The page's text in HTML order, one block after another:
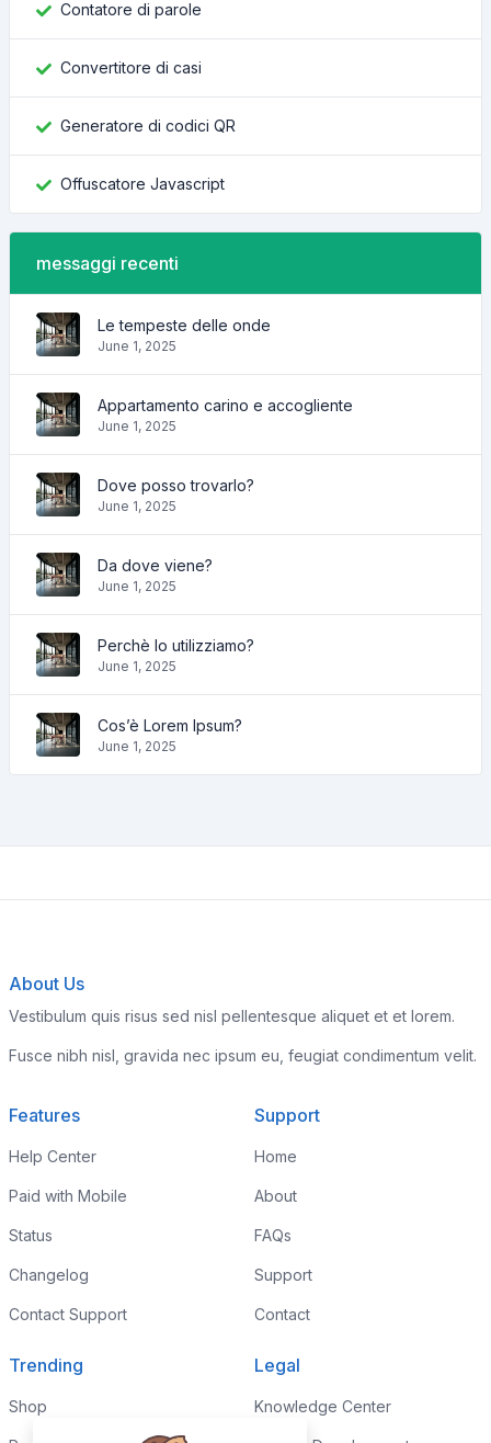
Contatore di parole
Convertitore di casi
Generatore di codici QR
Offuscatore Javascript
messaggi recenti
Le tempeste delle onde
June 1, 2025
Appartamento carino e accogliente
June 1, 2025
Dove posso trovarlo?
June 1, 2025
Da dove viene?
June 1, 2025
Perchè lo utilizziamo?
June 1, 2025
Cos’è Lorem Ipsum?
June 1, 2025
About Us
Vestibulum quis risus sed nisl pellentesque aliquet et et lorem.
Fusce nibh nisl, gravida nec ipsum eu, feugiat condimentum velit.
Features
Help Center
Paid with Mobile
Status
Changelog
Contact Support
Support
Home
About
FAQs
Support
Contact
Trending
Shop
Legal
Knowledge Center